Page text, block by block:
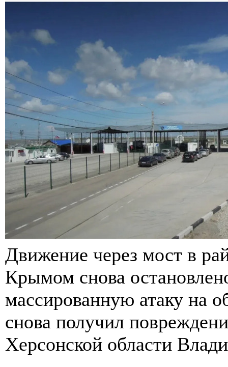
Движение через мост в
Крымом снова
массированную атаку на
снова получил
Херсонской области